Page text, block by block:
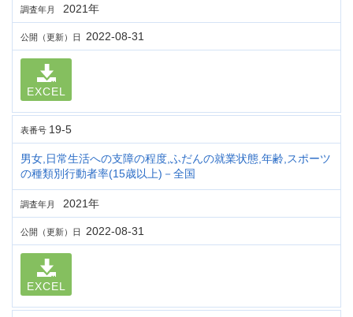
調査年月 2021年
公開（更新）日 2022-08-31
EXCEL
表番号 19-5
男女,日常生活への支障の程度,ふだんの就業状態,年齢,スポーツ
の種類別行動者率(15歳以上)－全国
調査年月 2021年
公開（更新）日 2022-08-31
EXCEL